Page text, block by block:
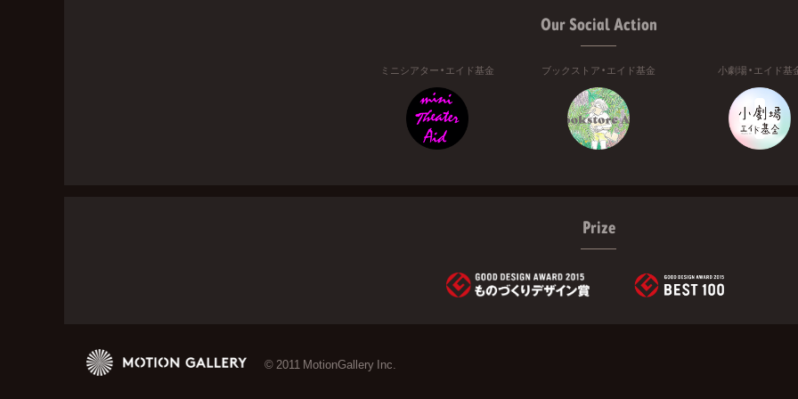
Our Social Action
ミニシアター・エイド基金 ブックストア・エイド基金 小劇場・エイド基
Prize
© 2011 MotionGallery Inc.